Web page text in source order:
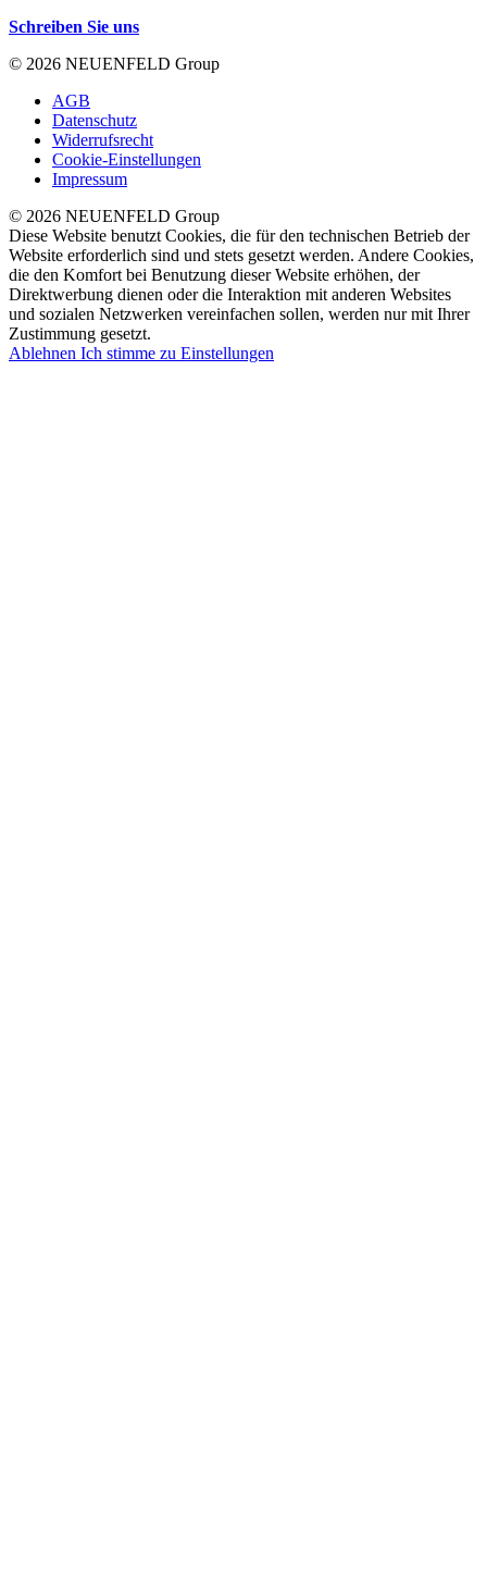
Schreiben Sie uns
© 2026 NEUENFELD Group
AGB
Datenschutz
Widerrufsrecht
Cookie-Einstellungen
Impressum
© 2026 NEUENFELD Group
Diese Website benutzt Cookies, die für den technischen Betrieb der
Website erforderlich sind und stets gesetzt werden. Andere Cookies,
die den Komfort bei Benutzung dieser Website erhöhen, der
Direktwerbung dienen oder die Interaktion mit anderen Websites
und sozialen Netzwerken vereinfachen sollen, werden nur mit Ihrer
Zustimmung gesetzt.
Ablehnen Ich stimme zu Einstellungen